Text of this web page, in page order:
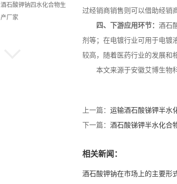
酒石酸钾钠四水化合物生
产厂家
过经销商销售则可以借助经销
四、下游应用环节： 酒石
剂等；在电镀行业可用于电镀
较高，随着医药行业的发展和
本文来源于安徽艾博生物
上一篇： 运输酒石酸锑钾半水
下一篇： 酒石酸锑钾半水化合
相关新闻：
酒石酸钾钠在市场上的主要形